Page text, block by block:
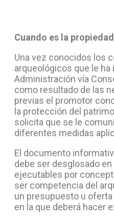
Cuando es la
Una vez conocidos los
arqueológicos que le ha
Administración vía
como resultado de las
previas el promotor
la protección del
solicita que se le
diferentes medidas
El documento
debe ser desglosado
ejecutables por
ser competencia del
un presupuesto u
en la que deberá hacer